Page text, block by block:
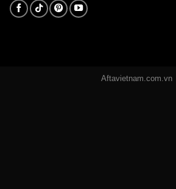
Aftavietnam.com.vn